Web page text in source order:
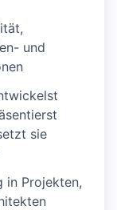
und
sie
in Projekten,